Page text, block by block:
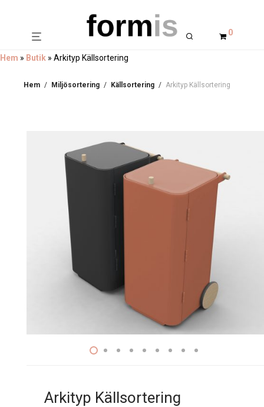
0
Hem » Butik » Arkityp Källsortering
Hem / Miljösortering / Källsortering / Arkityp Källsortering
Arkityp Källsortering